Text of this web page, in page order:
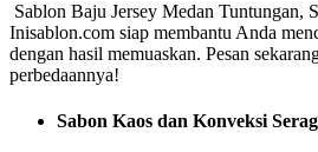
Sablon Baju Jersey Medan Tuntungan,
Inisablon.com siap membantu Anda
dengan hasil memuaskan. Pesan
perbedaannya!
Sabon Kaos dan Konveksi